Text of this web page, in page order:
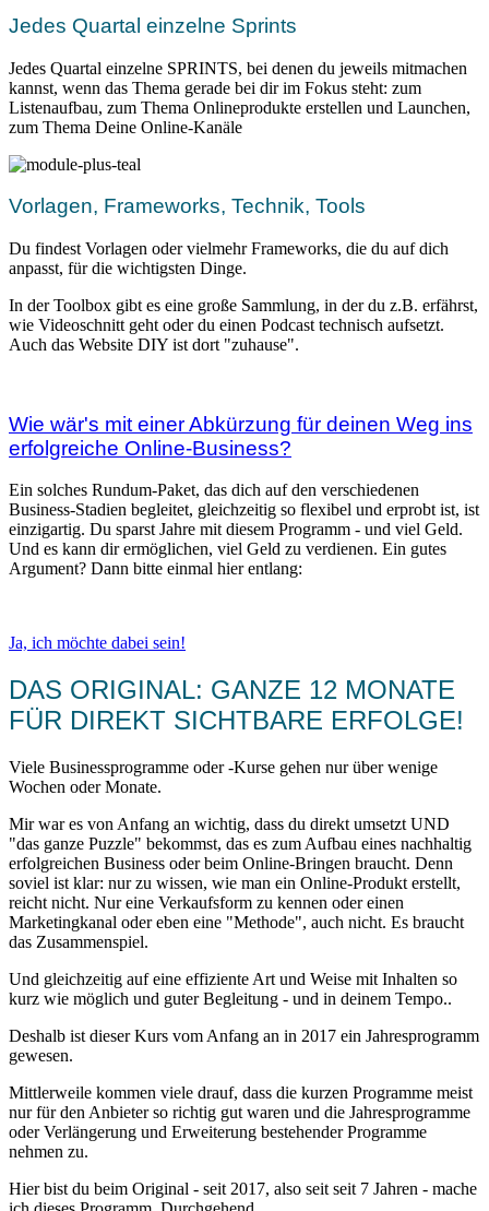
Jedes Quartal einzelne Sprints
Jedes Quartal einzelne SPRINTS, bei denen du jeweils mitmachen
kannst, wenn das Thema gerade bei dir im Fokus steht: zum
Listenaufbau, zum Thema Onlineprodukte erstellen und Launchen,
zum Thema Deine Online-Kanäle
Vorlagen, Frameworks, Technik, Tools
Du findest Vorlagen oder vielmehr Frameworks, die du auf dich
anpasst, für die wichtigsten Dinge.
In der Toolbox gibt es eine große Sammlung, in der du z.B. erfährst,
wie Videoschnitt geht oder du einen Podcast technisch aufsetzt.
Auch das Website DIY ist dort "zuhause".
Wie wär's mit einer Abkürzung für deinen Weg ins
erfolgreiche Online-Business?
Ein solches Rundum-Paket, das dich auf den verschiedenen
Business-Stadien begleitet, gleichzeitig so flexibel und erprobt ist, ist
einzigartig. Du sparst Jahre mit diesem Programm - und viel Geld.
Und es kann dir ermöglichen, viel Geld zu verdienen. Ein gutes
Argument? Dann bitte einmal hier entlang:
Ja, ich möchte dabei sein!
DAS ORIGINAL: GANZE 12 MONATE
FÜR DIREKT SICHTBARE ERFOLGE!
Viele Businessprogramme oder -Kurse gehen nur über wenige
Wochen oder Monate.
Mir war es von Anfang an wichtig, dass du direkt umsetzt UND
"das ganze Puzzle" bekommst, das es zum Aufbau eines nachhaltig
erfolgreichen Business oder beim Online-Bringen braucht. Denn
soviel ist klar: nur zu wissen, wie man ein Online-Produkt erstellt,
reicht nicht. Nur eine Verkaufsform zu kennen oder einen
Marketingkanal oder eben eine "Methode", auch nicht. Es braucht
das Zusammenspiel.
Und gleichzeitig auf eine effiziente Art und Weise mit Inhalten so
kurz wie möglich und guter Begleitung - und in deinem Tempo..
Deshalb ist dieser Kurs vom Anfang an in 2017 ein Jahresprogramm
gewesen.
Mittlerweile kommen viele drauf, dass die kurzen Programme meist
nur für den Anbieter so richtig gut waren und die Jahresprogramme
oder Verlängerung und Erweiterung bestehender Programme
nehmen zu.
Hier bist du beim Original - seit 2017, also seit seit 7 Jahren - mache